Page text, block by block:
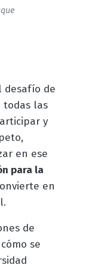
desafío de
todas las
y
en ese
para la
en
de
se